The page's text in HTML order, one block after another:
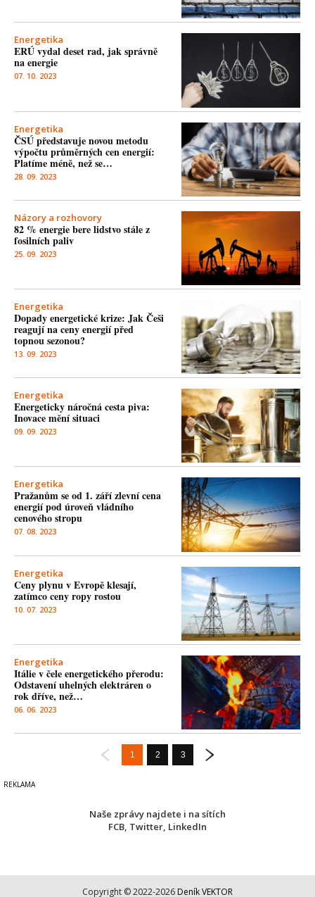
Energetika
ERÚ vydal deset rad, jak správně
na energie
07. 10. 2023
Energetika
ČSÚ představuje novou metodu
výpočtu průměrných cen energií:
Platíme méně, než se…
28. 09. 2023
Názory a rozhovory
82 % energie bere lidstvo stále z
fosilních paliv
25. 09. 2023
Energetika
Dopady energetické krize: Jak Češi
reagují na ceny energií před
topnou sezonou?
13. 09. 2023
Energetika
Energeticky náročná cesta piva:
Inovace mění situaci
09. 09. 2023
Energetika
Pražanům se od 1. září zlevní cena
energií pod úroveň vládního
cenového stropu
07. 08. 2023
Energetika
Ceny plynu v Evropě klesají,
zatímco ceny ropy rostou
10. 07. 2023
Energetika
Itálie v čele energetického přerodu:
Odstavení uhelných elektráren o
rok dříve, než…
06. 06. 2023
1 2 3
Naše zprávy najdete i na sítích
FCB, Twitter, LinkedIn
Copyright © 2022-2026 Deník VEKTOR